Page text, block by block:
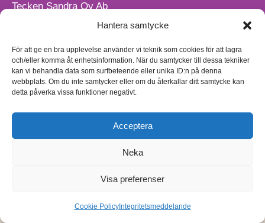
Hantera samtycke
För att ge en bra upplevelse använder vi teknik som cookies för att lagra
och/eller komma åt enhetsinformation. När du samtycker till dessa tekniker
kan vi behandla data som surfbeteende eller unika ID:n på denna
webbplats. Om du inte samtycker eller om du återkallar ditt samtycke kan
detta påverka vissa funktioner negativt.
Acceptera
Neka
Visa preferenser
Cookie PolicyIntegritetsmeddelande
Tecken Sandra Oy Ab
info@teckensandra.fi
Vårt verksamhetsutrymme HÖRNAN ligger i Sibbo.
Torpvägen 9 B 13,
01150 Söderkulla
Beställnings- och leveransvillkor
Sekretesspolicy
(på finska)